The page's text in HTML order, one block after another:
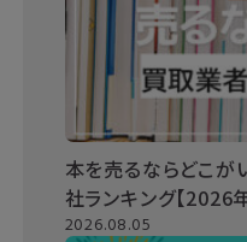
本を売るならどこが
社ランキング【2026
2026.08.05